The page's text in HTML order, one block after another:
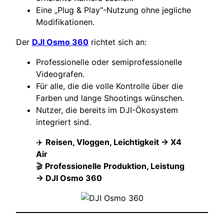
Eine „Plug & Play“-Nutzung ohne jegliche
Modifikationen.
Der DJI Osmo 360 richtet sich an:
Professionelle oder semiprofessionelle
Videografen.
Für alle, die die volle Kontrolle über die
Farben und lange Shootings wünschen.
Nutzer, die bereits im DJI-Ökosystem
integriert sind.
✈️ Reisen, Vloggen, Leichtigkeit → X4
Air
🎬 Professionelle Produktion, Leistung
→ DJI Osmo 360